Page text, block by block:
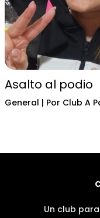
Asalto al podio
General | Por Club A
Un club